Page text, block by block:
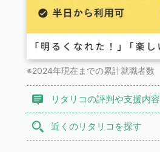
※2024年現在までの累計就職者数
リタリコの評判や支援内容
近くのリタリコを探す